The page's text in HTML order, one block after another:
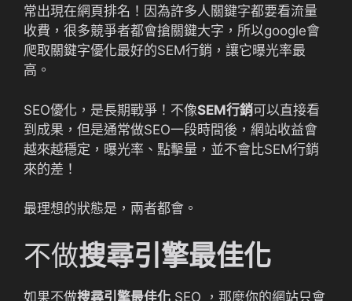
常出現在網頁排名！因為許多人關鍵字都要看流量
收費，很多競爭者都會搶關鍵大字，所以google會
爬取關鍵字優化最好的SEM行銷，讓它曝光率最
高。
SEO優化，是長期戰爭！不像SEM行銷可以直接看
到成果，但是通常做SEO一段時間後，網站收益會
越來越穩定，曝光率、點擊量，並不會比SEM行銷
來的差！
最理想的狀態是，兩者都會。
不做搜尋引擎最佳化
如果不做搜尋引擎最佳化 SEO ，那麼你的網站只會